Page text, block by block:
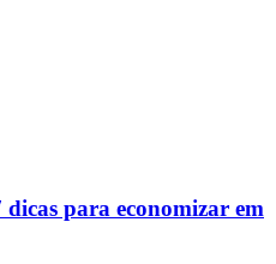
para economizar em